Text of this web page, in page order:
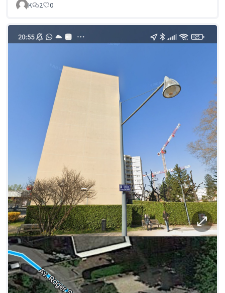
K
2 0